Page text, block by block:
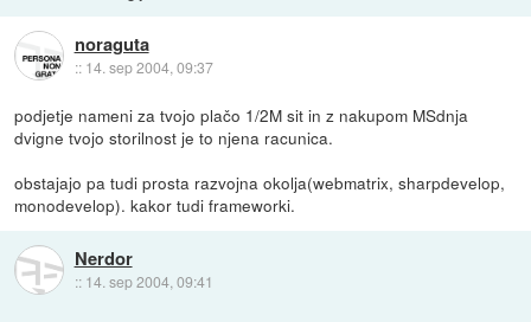
noraguta
:: 14. sep 2004, 09:37
podjetje nameni za tvojo plačo 1/2M sit in z nakupom MSdnja
dvigne tvojo storilnost je to njena racunica.
obstajajo pa tudi prosta razvojna okolja(webmatrix, sharpdevelop,
monodevelop). kakor tudi frameworki.
Nerdor
:: 14. sep 2004, 09:41